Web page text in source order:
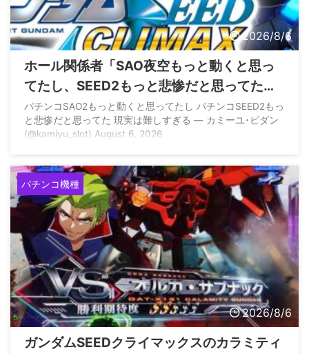
2026/8/6
ホール関係者「SAO夜空もっと動くと思っ
てたし、SEED2もっと悲惨だと思ってた、
現実は難しすぎる」
パチンコSAO2もっと動くと思ってたし パチンコSEED2もっ
と悲惨だと思ってた 現実は難しすぎる — カミーユ･ビダン
(@kamiyu_slot) August 6, 2026
パチンコ機種
2026/8/6
ガンダムSEEDクライマックスのカラミティ